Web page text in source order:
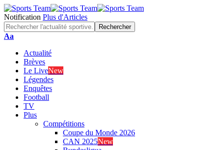
Notification Plus d'Articles
Font
Aa
Actualité
Brèves
Le LiveNew
Légendes
Enquêtes
Football
TV
Plus
Compétitions
Coupe du Monde 2026
CAN 2025New